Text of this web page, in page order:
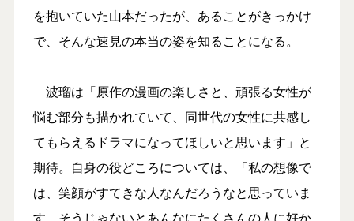
を抱いていた山本だったが、あることがきっかけ
で、そんな速見の本当の姿を知ることになる。
波瑠は「原作の漫画の楽しさと、頑張る女性が
悩む部分も描かれていて、同世代の女性に共感し
てもらえるドラマになってほしいと思います」と
期待。自身の役どころについては、「私の想像で
は、笑顔がすてきな人なんだろうなと思っていま
す。そうじゃないとあんなにたくさんの人に好か